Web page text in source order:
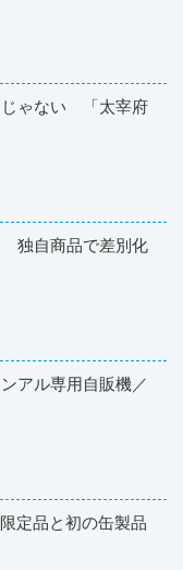
じゃない 「太宰府
独自商品で差別化
アル専用自販機／
定品と初の缶製品